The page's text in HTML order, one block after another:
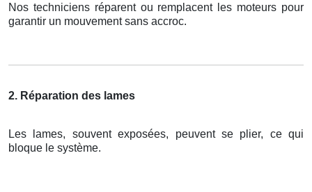
Nos techniciens réparent ou remplacent les moteurs pour
garantir un mouvement sans accroc.
2. Réparation des lames
Les lames, souvent exposées, peuvent se plier, ce qui
bloque le système.